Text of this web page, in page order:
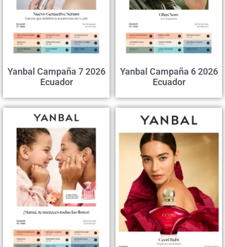
Yanbal Campaña 7 2026
Ecuador
Yanbal Campaña 6 2026
Ecuador